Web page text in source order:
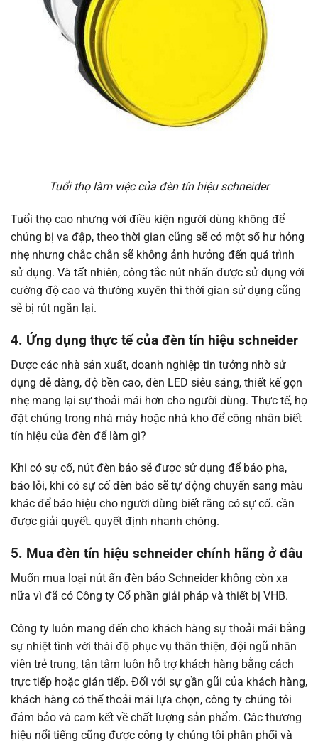
Tuổi thọ làm việc của đèn tín hiệu schneider
Tuổi thọ cao nhưng với điều kiện người dùng không để
chúng bị va đập, theo thời gian cũng sẽ có một số hư hỏng
nhẹ nhưng chắc chắn sẽ không ảnh hưởng đến quá trình
sử dụng. Và tất nhiên, công tắc nút nhấn được sử dụng với
cường độ cao và thường xuyên thì thời gian sử dụng cũng
sẽ bị rút ngắn lại.
4. Ứng dụng thực tế của đèn tín hiệu schneider
Được các nhà sản xuất, doanh nghiệp tin tưởng nhờ sử
dụng dễ dàng, độ bền cao, đèn LED siêu sáng, thiết kế gọn
nhẹ mang lại sự thoải mái hơn cho người dùng. Thực tế, họ
đặt chúng trong nhà máy hoặc nhà kho để công nhân biết
tín hiệu của đèn để làm gì?
Khi có sự cố, nút đèn báo sẽ được sử dụng để báo pha,
báo lỗi, khi có sự cố đèn báo sẽ tự động chuyển sang màu
khác để báo hiệu cho người dùng biết rằng có sự cố. cần
được giải quyết. quyết định nhanh chóng.
5. Mua đèn tín hiệu schneider chính hãng ở đâu
Muốn mua loại nút ấn đèn báo Schneider không còn xa
nữa vì đã có Công ty Cổ phần giải pháp và thiết bị VHB.
Công ty luôn mang đến cho khách hàng sự thoải mái bằng
sự nhiệt tình với thái độ phục vụ thân thiện, đội ngũ nhân
viên trẻ trung, tận tâm luôn hỗ trợ khách hàng bằng cách
trực tiếp hoặc gián tiếp. Đối với sự gần gũi của khách hàng,
khách hàng có thể thoải mái lựa chọn, công ty chúng tôi
đảm bảo và cam kết về chất lượng sản phẩm. Các thương
hiệu nổi tiếng cũng được công ty chúng tôi phân phối và